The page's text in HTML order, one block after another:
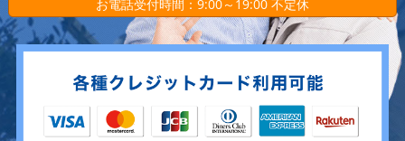
お電話受付時間：9:00～19:00 不定休